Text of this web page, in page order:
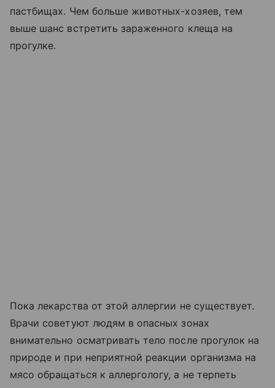
пастбищах. Чем больше животных-хозяев, тем
выше шанс встретить зараженного клеща на
прогулке.
Пока лекарства от этой аллергии не существует.
Врачи советуют людям в опасных зонах
внимательно осматривать тело после прогулок на
природе и при неприятной реакции организма на
мясо обращаться к аллергологу, а не терпеть